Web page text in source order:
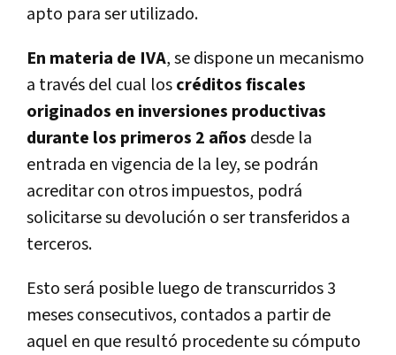
apto para ser utilizado.
En materia de IVA, se dispone un mecanismo
a través del cual loscréditos fiscales
originados en inversiones productivas
durante los primeros 2 años desde la
entrada en vigencia de la ley, se podrán
acreditar con otros impuestos, podrá
solicitarse su devolución o ser transferidos a
terceros.
Esto será posible luego de transcurridos 3
meses consecutivos, contados a partir de
aquel en que resultó procedente su cómputo